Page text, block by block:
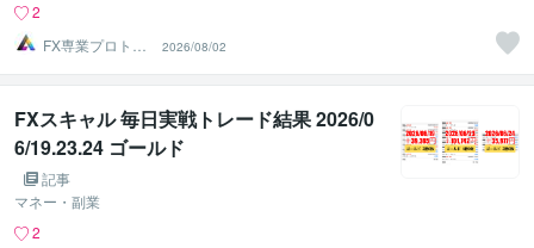
2
FX専業プロトレ
ーダーのAチーム
2026/08/02
FXスキャル 毎日実戦トレード結果 2026/0
6/19.23.24 ゴールド
記事
マネー・副業
2